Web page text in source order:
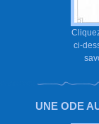
ci-
UNE ODE